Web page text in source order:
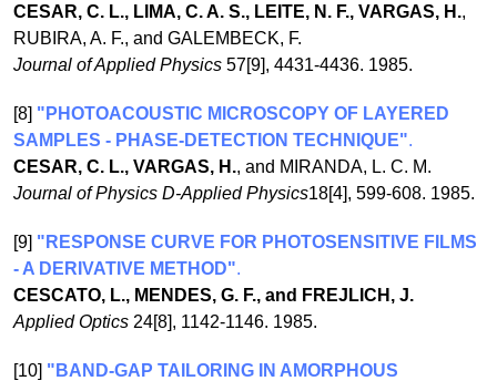
CESAR, C. L., LIMA, C. A. S., LEITE, N. F., VARGAS, H.,
RUBIRA, A. F., and GALEMBECK, F.
Journal of Applied Physics 57[9], 4431-4436. 1985.
[8] "PHOTOACOUSTIC MICROSCOPY OF LAYERED
SAMPLES - PHASE-DETECTION TECHNIQUE".
CESAR, C. L., VARGAS, H., and MIRANDA, L. C. M.
Journal of Physics D-Applied Physics18[4], 599-608. 1985.
[9] "RESPONSE CURVE FOR PHOTOSENSITIVE FILMS
- A DERIVATIVE METHOD".
CESCATO, L., MENDES, G. F., and FREJLICH, J.
Applied Optics 24[8], 1142-1146. 1985.
[10] "BAND-GAP TAILORING IN AMORPHOUS